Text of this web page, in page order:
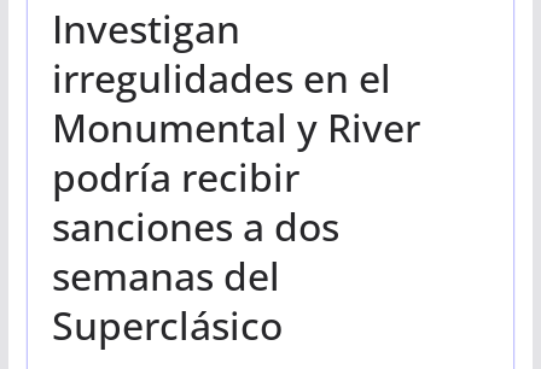
Investigan
irregulidades en el
Monumental y River
podría recibir
sanciones a dos
semanas del
Superclásico